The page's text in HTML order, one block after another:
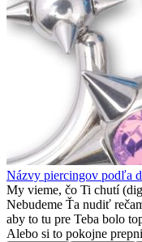
Názvy piercingov podľa
My vieme, čo Ti chutí
Nebudeme Ťa nudiť
aby to tu pre Teba bolo
Alebo si to pokojne